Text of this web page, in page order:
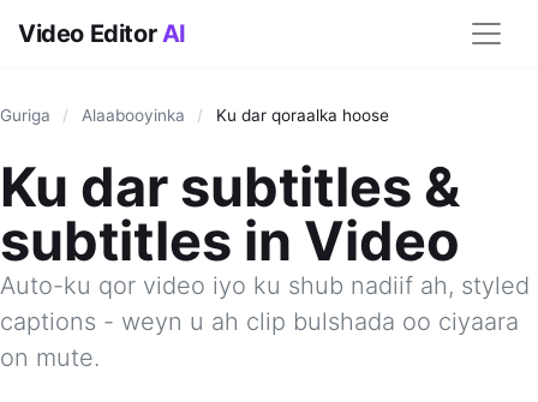
Video EditorAI
Guriga / Alaabooyinka / Ku dar qoraalka hoose
Ku dar subtitles &
subtitles in Video
Auto-ku qor video iyo ku shub nadiif ah, styled
captions - weyn u ah clip bulshada oo ciyaara
on mute.